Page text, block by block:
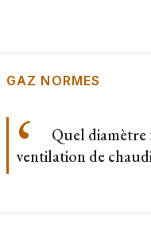
GAZ NORMES
Quel
ventilation de